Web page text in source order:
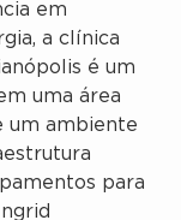
em
a clínica
é um
uma área
um ambiente
para